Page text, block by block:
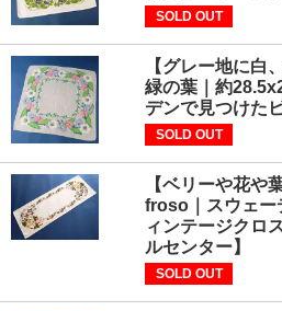
SOLD OUT
【グレー地に白
緑の葉｜約
デンで見つけた
SOLD OUT
【ベリーや花や
froso｜スウェー
ィンテージクロ
ルセンター】
SOLD OUT